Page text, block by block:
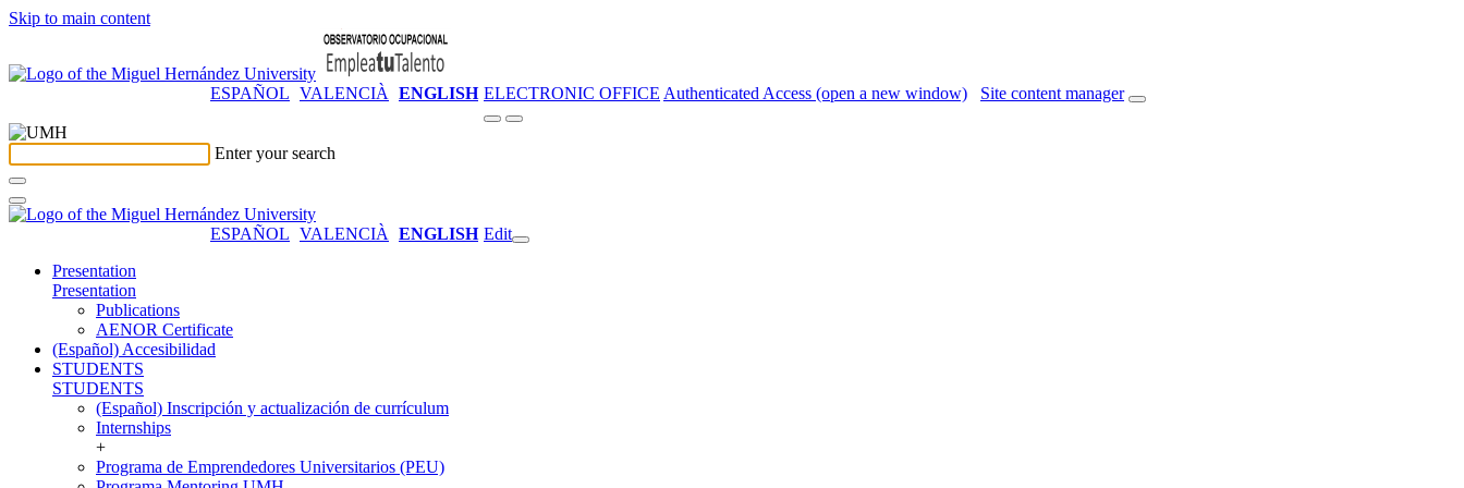
Skip to main content
ESPAÑOL VALENCIÀ ENGLISH ELECTRONIC OFFICE Authenticated Access (open a new window) Site content manager
Enter your search
ESPAÑOL VALENCIÀ ENGLISH Edit
Presentation
Presentation
Publications
AENOR Certificate
(Español) Accesibilidad
STUDENTS
STUDENTS
(Español) Inscripción y actualización de currículum
Internships
+
Programa de Emprendedores Universitarios (PEU)